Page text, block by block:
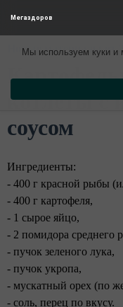
Мегаздоров
Мы используем куки и
Новые материалы от
котлеты с
соусом
Ингредиенты:
- 400 г красной рыбы
- 400 г картофеля,
- 1 сырое яйцо,
- 2 помидора среднего
- пучок зеленого лука,
- пучок укропа,
- мускатный орех (по
- соль, перец по вкусу.